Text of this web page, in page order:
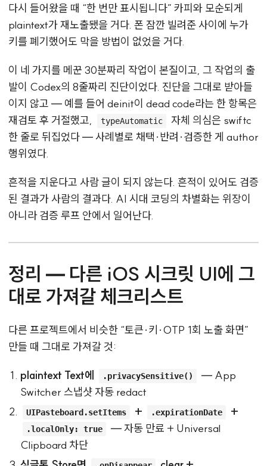
다시 들어왔을 때 “한 번만 표시됩니다” 카피와 모순되게
plaintext가 재노출됐을 거다. 폰 잠깐 빌려준 사이에 누가
키를 폐기했어도 막을 방법이 없었을 거다.
이 네 가지를 메꾼 30분짜리 작업이 본질이고, 그 작업의 출
발이 Codex의 8줄짜리 진단이었다. 진단을 그대로 받아들
이지 않고 — 예를 들어 deinit이 dead code라는 한 항목은
재검토 후 거절했고,
typeAutomatic
자체 의심은 swiftc
한 줄로 뒤집었다 — 사례별로 채택·반려·검증한 게 author
행위였다.
흔적을 지운다고 사람 글이 되지 않는다. 흔적이 있어도 검증
된 결과가 사람의 결과다. AI 시대 코딩의 차별화는 위장이
아니라 검증 루프 안에서 일어난다.
정리 — 다른 iOS 시크릿 UI에 그
대로 가져갈 체크리스트
다른 프로젝트에서 비슷한 “토큰·키·OTP 1회 노출 화면”
만들 때 그대로 가져갈 것:
plaintext Text에 .privacySensitive()
— App
Switcher 스냅샷 자동 redact
UIPasteboard.setItems + .expirationDate +
.localOnly: true
— 자동 만료 + Universal
Clipboard 차단